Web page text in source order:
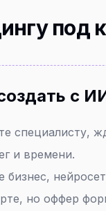
под
с
специалисту,
и времени.
но оффер